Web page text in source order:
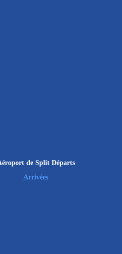
de Split Départs
Arrivées